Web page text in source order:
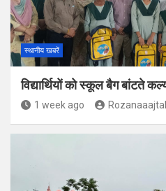
स्थानीय खबरें
विद्यार्थियों को स्कूल बैग बांटते
1 week ago